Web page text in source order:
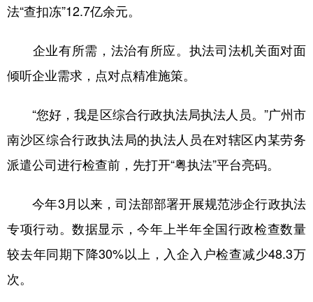
法“查扣冻”12.7亿余元。
企业有所需，法治有所应。执法司法机关面对面
倾听企业需求，点对点精准施策。
“您好，我是区综合行政执法局执法人员。”广州市
南沙区综合行政执法局的执法人员在对辖区内某劳务
派遣公司进行检查前，先打开“粤执法”平台亮码。
今年3月以来，司法部部署开展规范涉企行政执法
专项行动。数据显示，今年上半年全国行政检查数量
较去年同期下降30%以上，入企入户检查减少48.3万
次。